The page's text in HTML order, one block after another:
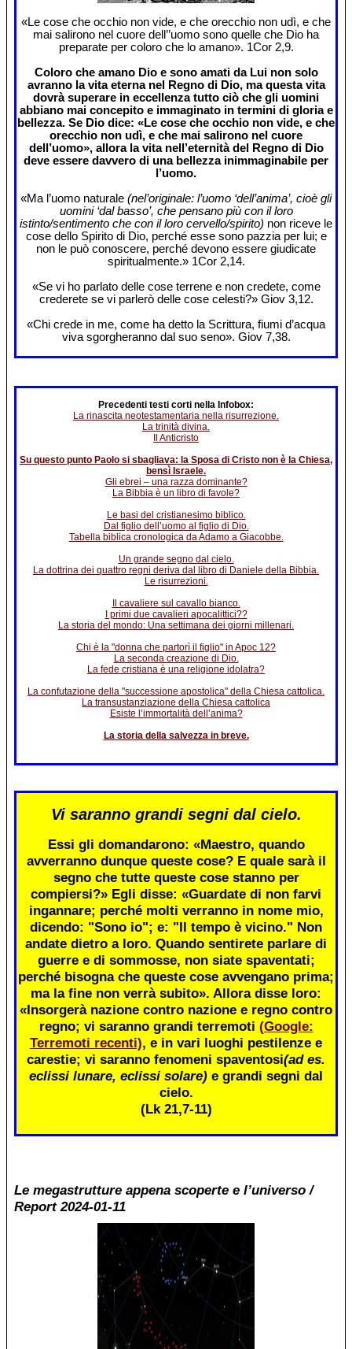
«Le cose che occhio non vide, e che orecchio non udì, e che
mai salirono nel cuore dell’’uomo sono quelle che Dio ha
preparate per coloro che lo amano». 1Cor 2,9.
Coloro che amano Dio e sono amati da Lui non solo
avranno la vita eterna nel Regno di Dio, ma questa vita
dovrà superare in eccellenza tutto ciò che gli uomini
abbiano mai concepito e immaginato in termini di gloria e
bellezza. Se Dio dice: «Le cose che occhio non vide, e che
orecchio non udì, e che mai salirono nel cuore
dell’uomo», allora la vita nell’eternità del Regno di Dio
deve essere davvero di una bellezza inimmaginabile per
l’uomo.
«Ma l’uomo naturale (nel’originale: l’uomo ‘dell’anima’, cioè gli
uomini ‘dal basso’, che pensano più con il loro
istinto/sentimento che con il loro cervello/spirito) non riceve le
cose dello Spirito di Dio, perché esse sono pazzia per lui; e
non le può conoscere, perché devono essere giudicate
spiritualmente.» 1Cor 2,14.
«Se vi ho parlato delle cose terrene e non credete, come
crederete se vi parlerò delle cose celesti?» Giov 3,12.
«Chi crede in me, come ha detto la Scrittura, fiumi d’acqua
viva sgorgheranno dal suo seno». Giov 7,38.
Precedenti testi corti nella Infobox:
La rinascita neotestamentaria nella risurrezione.
La trinità divina.
Il Anticristo
Su questo punto Paolo si sbagliava: la Sposa di Cristo non è la Chiesa,
bensì Israele.
Gli ebrei – una razza dominante?
La Bibbia è un libro di favole?
Le basi del cristianesimo biblico.
Dal figlio dell’uomo al figlio di Dio.
Tabella biblica cronologica da Adamo a Giacobbe.
Un grande segno dal cielo.
La dottrina dei quattro regni deriva dal libro di Daniele della Bibbia.
Le risurrezioni.
Il cavaliere sul cavallo bianco.
I primi due cavalieri apocalittici??
La storia del mondo: Una settimana dei giorni millenari.
Chi è la "donna che partorì il figlio" in Apoc 12?
La seconda creazione di Dio.
La fede cristiana è una religione idolatra?
La confutazione della "successione apostolica" della Chiesa cattolica.
La transustanziazione della Chiesa cattolica
Esiste l’immortalità dell’anima?
La storia della salvezza in breve.
Vi saranno grandi segni dal cielo.
Essi gli domandarono: «Maestro, quando
avverranno dunque queste cose? E quale sarà il
segno che tutte queste cose stanno per
compiersi?» Egli disse: «Guardate di non farvi
ingannare; perché molti verranno in nome mio,
dicendo: "Sono io"; e: "Il tempo è vicino." Non
andate dietro a loro. Quando sentirete parlare di
guerre e di sommosse, non siate spaventati;
perché bisogna che queste cose avvengano prima;
ma la fine non verrà subito». Allora disse loro:
«Insorgerà nazione contro nazione e regno contro
regno; vi saranno grandi terremoti (Google:
Terremoti recenti), e in vari luoghi pestilenze e
carestie; vi saranno fenomeni spaventosi(ad es.
eclissi lunare, eclissi solare) e grandi segni dal
cielo.
(Lk 21,7-11)
Le megastrutture appena scoperte e l’universo /
Report 2024-01-11